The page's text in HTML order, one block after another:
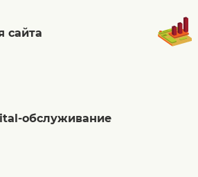
сайта
обслуживание